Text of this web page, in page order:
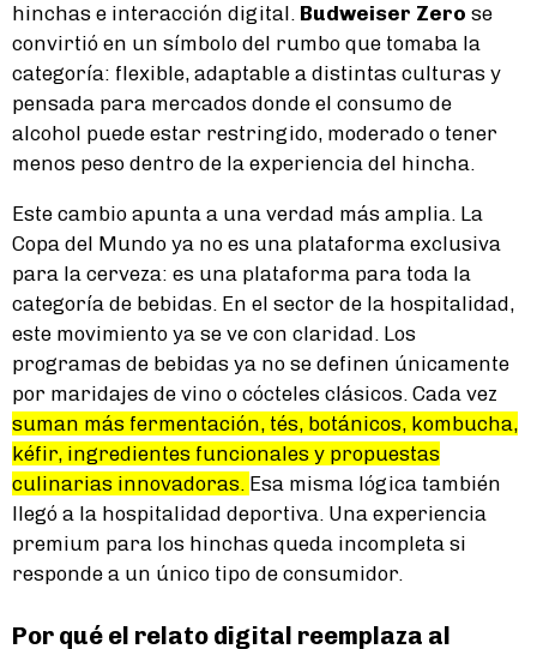
hinchas e interacción digital. Budweiser Zero se
convirtió en un símbolo del rumbo que tomaba la
categoría: flexible, adaptable a distintas culturas y
pensada para mercados donde el consumo de
alcohol puede estar restringido, moderado o tener
menos peso dentro de la experiencia del hincha.
Este cambio apunta a una verdad más amplia. La
Copa del Mundo ya no es una plataforma exclusiva
para la cerveza: es una plataforma para toda la
categoría de bebidas. En el sector de la hospitalidad,
este movimiento ya se ve con claridad. Los
programas de bebidas ya no se definen únicamente
por maridajes de vino o cócteles clásicos. Cada vez
suman más fermentación, tés, botánicos, kombucha,
kéfir, ingredientes funcionales y propuestas
culinarias innovadoras. Esa misma lógica también
llegó a la hospitalidad deportiva. Una experiencia
premium para los hinchas queda incompleta si
responde a un único tipo de consumidor.
Por qué el relato digital reemplaza al